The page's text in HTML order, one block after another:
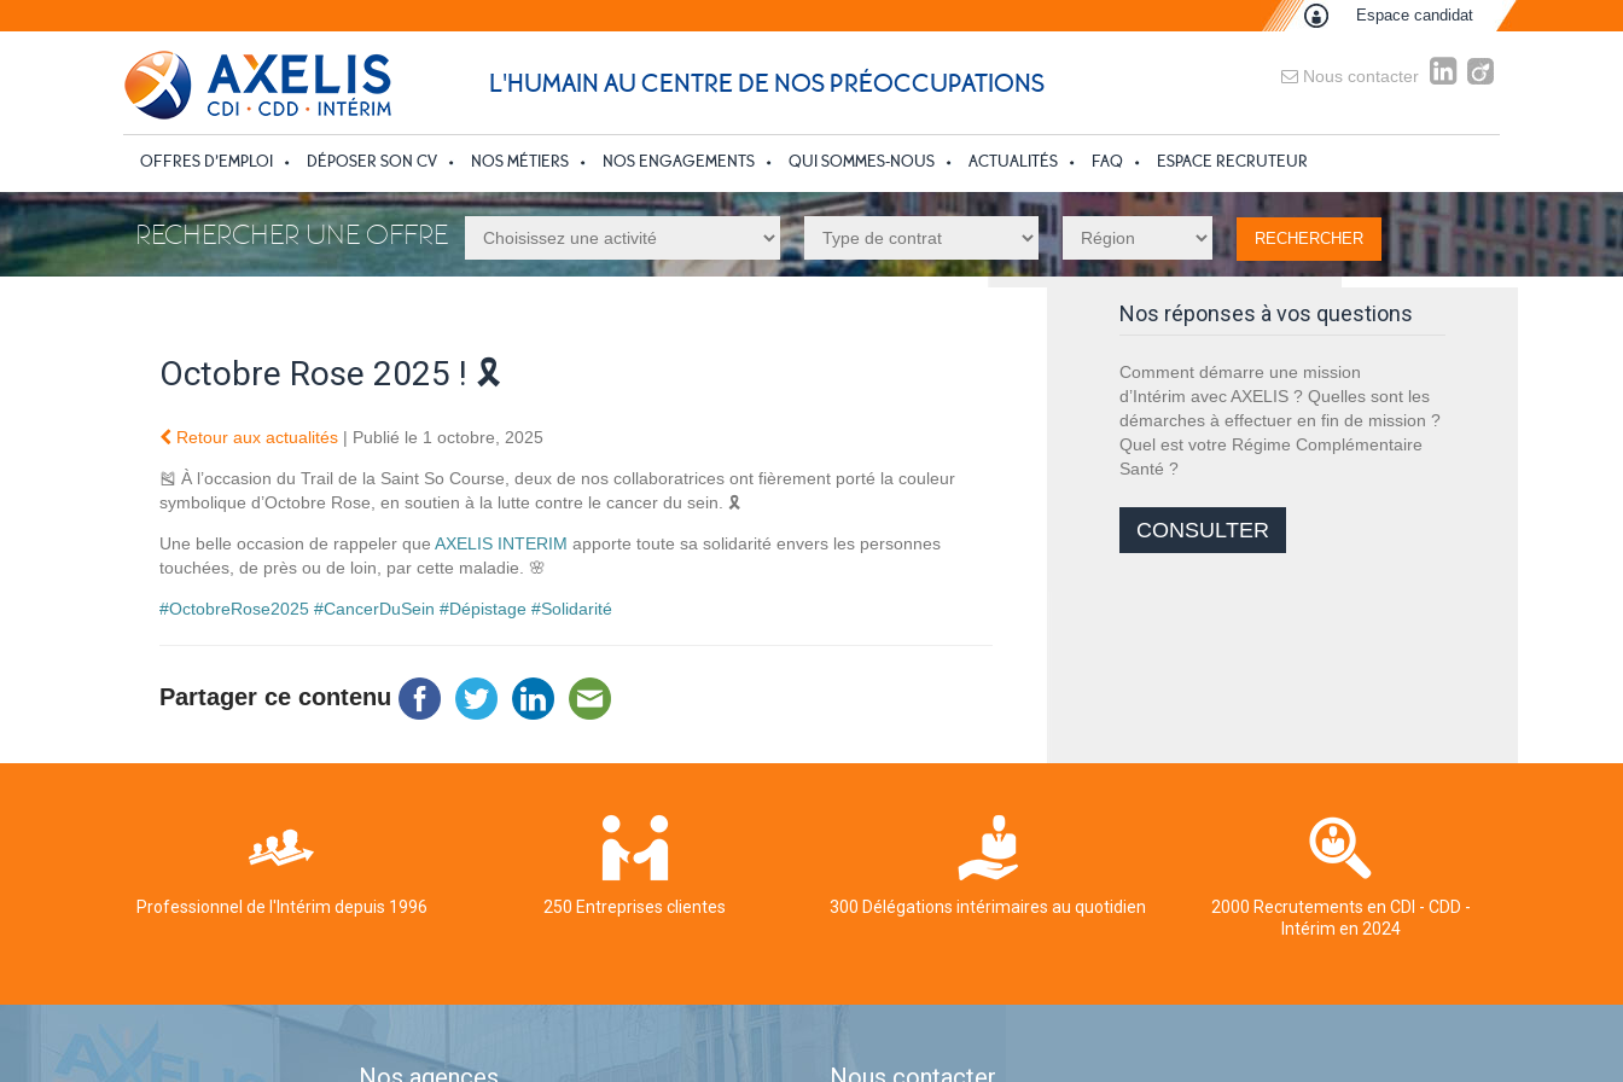
Espace candidat
L'HUMAIN AU CENTRE DE NOS PRÉOCCUPATIONS Nous contacter
OFFRES D’EMPLOI DÉPOSER SON CV NOS MÉTIERS NOS ENGAGEMENTS QUI SOMMES-NOUS ACTUALITÉS FAQ ESPACE RECRUTEUR
RECHERCHER UNE OFFRE
Octobre Rose 2025 ! 🎗️
Retour aux actualités | Publié le 1 octobre, 2025
🎽 À l’occasion du Trail de la Saint So Course, deux de nos collaboratrices ont fièrement porté la couleur
symbolique d’Octobre Rose, en soutien à la lutte contre le cancer du sein. 🎗️
Une belle occasion de rappeler que AXELIS INTERIM apporte toute sa solidarité envers les personnes
touchées, de près ou de loin, par cette maladie. 🌸
#OctobreRose2025 #CancerDuSein #Dépistage #Solidarité
Partager ce contenu
Nos réponses à vos questions
Comment démarre une mission
d’Intérim avec AXELIS ? Quelles sont les
démarches à effectuer en fin de mission ?
Quel est votre Régime Complémentaire
Santé ?
CONSULTER
Professionnel de l'Intérim depuis 1996 250 Entreprises clientes 300 Délégations intérimaires au quotidien
2000 Recrutements en CDI - CDD -
Intérim en 2024